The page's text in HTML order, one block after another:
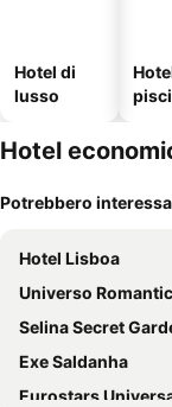
Hotel di
lusso
Hotel
Potrebbero
Hotel Lisboa
Universo
Selina Secret
Exe Saldanha
Eurostars